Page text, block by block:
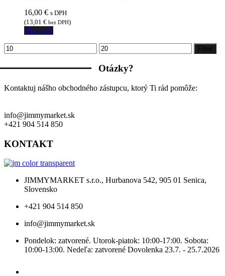
16,00 € s DPH
(13,01 € bez DPH)
Viac info
Minimálna
cena
Maximálna
cena
Filter
Otázky?
Kontaktuj nášho obchodného zástupcu, ktorý Ti rád pomôže:
info@jimmymarket.sk
+421 904 514 850
KONTAKT
JIMMYMARKET s.r.o., Hurbanova 542, 905 01 Senica,
Slovensko
+421 904 514 850
info@jimmymarket.sk
Pondelok: zatvorené. Utorok-piatok: 10:00-17:00. Sobota:
10:00-13:00. Nedeľa: zatvorené Dovolenka 23.7. - 25.7.2026